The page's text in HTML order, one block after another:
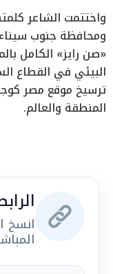
واختتمت الشاعر
ومحافظة جنوب
«صن رايز» الكامل
البيئي في القطاع
ترسيخ موقع مصر
المنطقة والعالم.
انسخ